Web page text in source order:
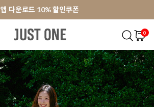
앱 다운로드 10% 할인쿠폰
회원가입 쿠폰 3000원
앱 다운로드 10% 할인쿠폰
회원가입 쿠폰 3000원
0
오늘출발 MADE . J 상의 팬츠 아